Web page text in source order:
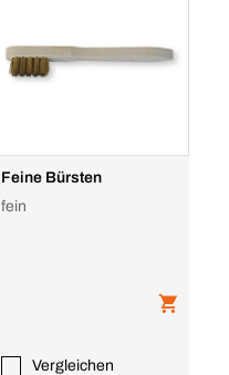
Feine Bürsten
fein
Vergleichen